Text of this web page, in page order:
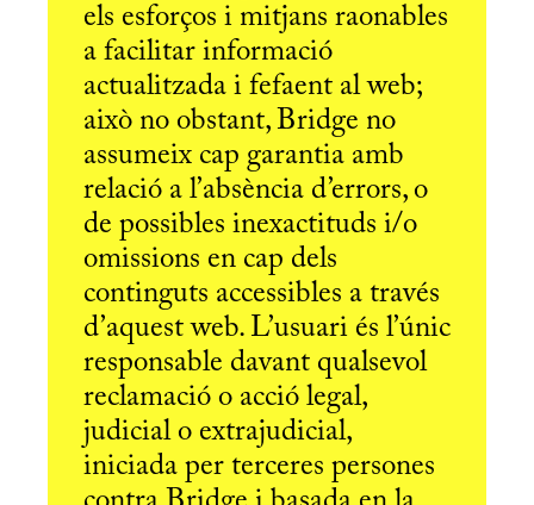
els esforços i mitjans raonables
a facilitar informació
actualitzada i fefaent al web;
això no obstant, Bridge no
assumeix cap garantia amb
relació a l’absència d’errors, o
de possibles inexactituds i/o
omissions en cap dels
continguts accessibles a través
d’aquest web. L’usuari és l’únic
responsable davant qualsevol
reclamació o acció legal,
judicial o extrajudicial,
iniciada per terceres persones